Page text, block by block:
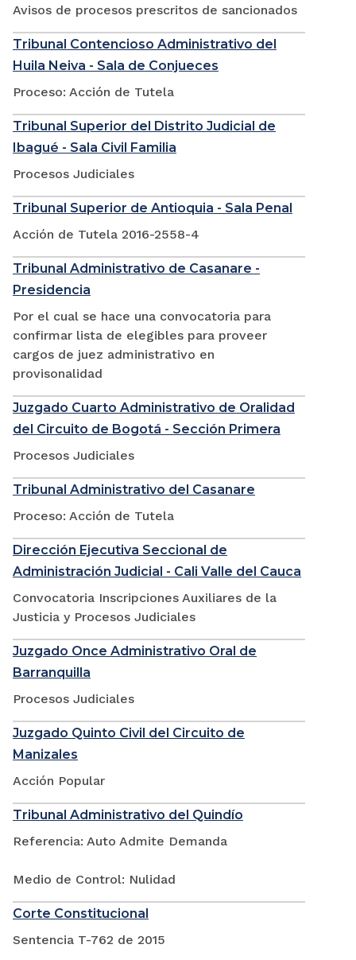
Avisos de procesos prescritos de sancionados
Tribunal Contencioso Administrativo del
Huila Neiva - Sala de Conjueces
Proceso: Acción de Tutela
Tribunal Superior del Distrito Judicial de
Ibagué - Sala Civil Familia
Procesos Judiciales
Tribunal Superior de Antioquia - Sala Penal
Acción de Tutela 2016-2558-4
Tribunal Administrativo de Casanare -
Presidencia
Por el cual se hace una convocatoria para
confirmar lista de elegibles para proveer
cargos de juez administrativo en
provisonalidad
Juzgado Cuarto Administrativo de Oralidad
del Circuito de Bogotá - Sección Primera
Procesos Judiciales
Tribunal Administrativo del Casanare
Proceso: Acción de Tutela
Dirección Ejecutiva Seccional de
Administración Judicial - Cali Valle del Cauca
Convocatoria Inscripciones Auxiliares de la
Justicia y Procesos Judiciales
Juzgado Once Administrativo Oral de
Barranquilla
Procesos Judiciales
Juzgado Quinto Civil del Circuito de
Manizales
Acción Popular
Tribunal Administrativo del Quindío
Referencia: Auto Admite Demanda
Medio de Control: Nulidad
Corte Constitucional
Sentencia T-762 de 2015